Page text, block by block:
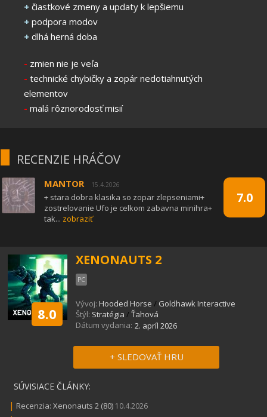
+ čiastkové zmeny a updaty k lepšiemu
+ podpora modov
+ dlhá herná doba
- zmien nie je veľa
- technické chybičky a zopár nedotiahnutých
elementov
- malá rôznorodosť misií
RECENZIE HRÁČOV
7.0
MANTOR 15.4.2026
+ stara dobra klasika so zopar zlepseniami+
zostrelovanie Ufo je celkom zabavna minihra+
tak... zobraziť
8.0
XENONAUTS 2
PC
Vývoj: Hooded Horse / Goldhawk Interactive
Štýl: Stratégia / Ťahová
Dátum vydania: 2. apríl 2026
+ SLEDOVAŤ HRU
SÚVISIACE ČLÁNKY:
| Recenzia: Xenonauts 2 (80) 10.4.2026